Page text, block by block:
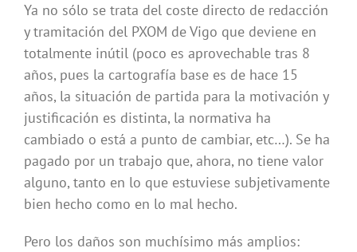
Ya no sólo se trata del coste directo de redacción
y tramitación del PXOM de Vigo que deviene en
totalmente inútil (poco es aprovechable tras 8
años, pues la cartografía base es de hace 15
años, la situación de partida para la motivación y
justificación es distinta, la normativa ha
cambiado o está a punto de cambiar, etc…). Se ha
pagado por un trabajo que, ahora, no tiene valor
alguno, tanto en lo que estuviese subjetivamente
bien hecho como en lo mal hecho.
Pero los daños son muchísimo más amplios: